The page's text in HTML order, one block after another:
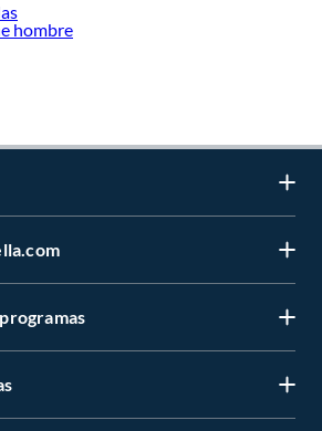
hombre